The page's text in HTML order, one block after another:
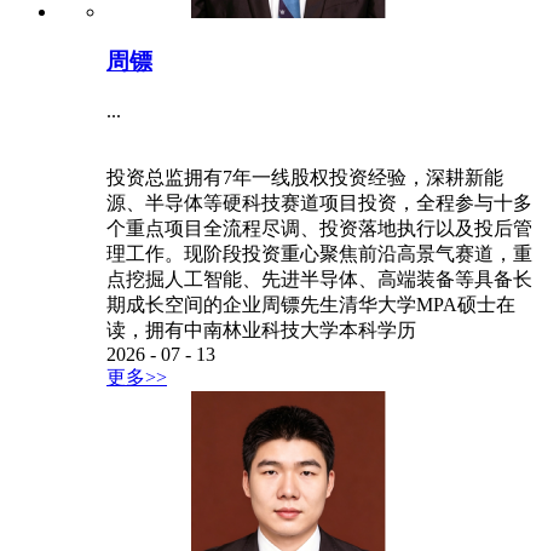
周镖
...
投资总监拥有7年一线股权投资经验，深耕新能
源、半导体等硬科技赛道项目投资，全程参与十多
个重点项目全流程尽调、投资落地执行以及投后管
理工作。现阶段投资重心聚焦前沿高景气赛道，重
点挖掘人工智能、先进半导体、高端装备等具备长
期成长空间的企业周镖先生清华大学MPA硕士在
读，拥有中南林业科技大学本科学历
2026 - 07 - 13
更多>>